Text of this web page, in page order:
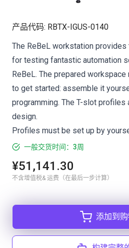
产品代码: RBTX-IGUS-0140
The ReBeL workstation
for testing fantastic automation
ReBeL. The prepared
to get started: assemble it
programming. The T-slot profiles
design.
Profiles must be set up by
一般交货时间：3周
¥51,141.30
不含增值税& 运费（在最后一步计算）
添加到